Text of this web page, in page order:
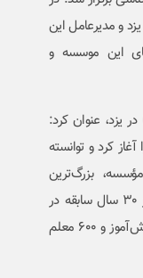
و مدیرعامل این
این موسسه و
یزد، عنوان کرد:
کرد و توانسته
بزرگ‌ترین
زیرساخت آموزشی شهرستان یزد را با بیش از ۳۰ سال سابقه در
اختیار دارد و هم‌اکنون ۱۳ مدرسه با ۵۵۰۰ دانش‌آموز و ۶۰۰ معلم